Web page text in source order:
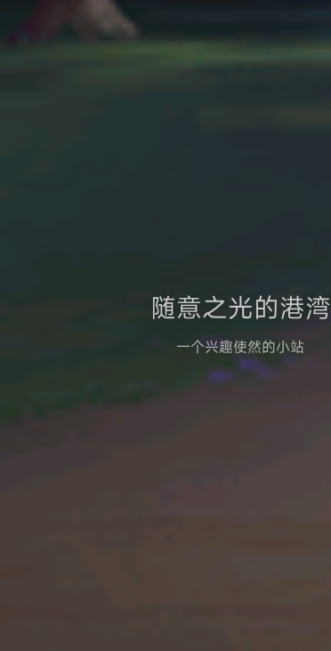
随意之光的港湾
一个兴趣使然的小站